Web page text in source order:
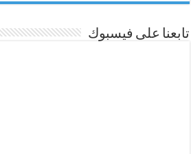
تابعنا على فيسبوك